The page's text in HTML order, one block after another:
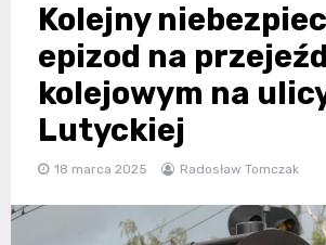
Kolejny
epizod na
kolejowym na
Lutyckiej
18 marca 2025 Radosław Tomczak